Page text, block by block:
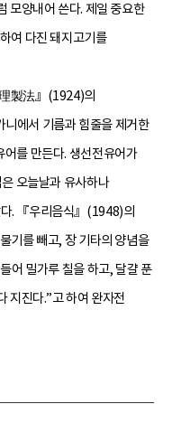
모양내어 쓴다. 제일 중요한
여 다진 돼지고기를
製法』(1924)의
에서 기름과 힘줄을 제거한
어를 만든다. 생선전유어가
오늘날과 유사하나
. 『우리음식』(1948)의
기를 빼고, 장 기타의 양념을
어 밀가루 칠을 하고, 달걀 푼
지진다.”고 하여 완자전